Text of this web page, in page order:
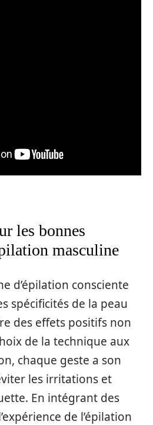
les bonnes
masculine
d’épilation consciente
spécificités de la peau
des effets positifs non
de la technique aux
chaque geste a son
les irritations et
En intégrant des
de l’épilation